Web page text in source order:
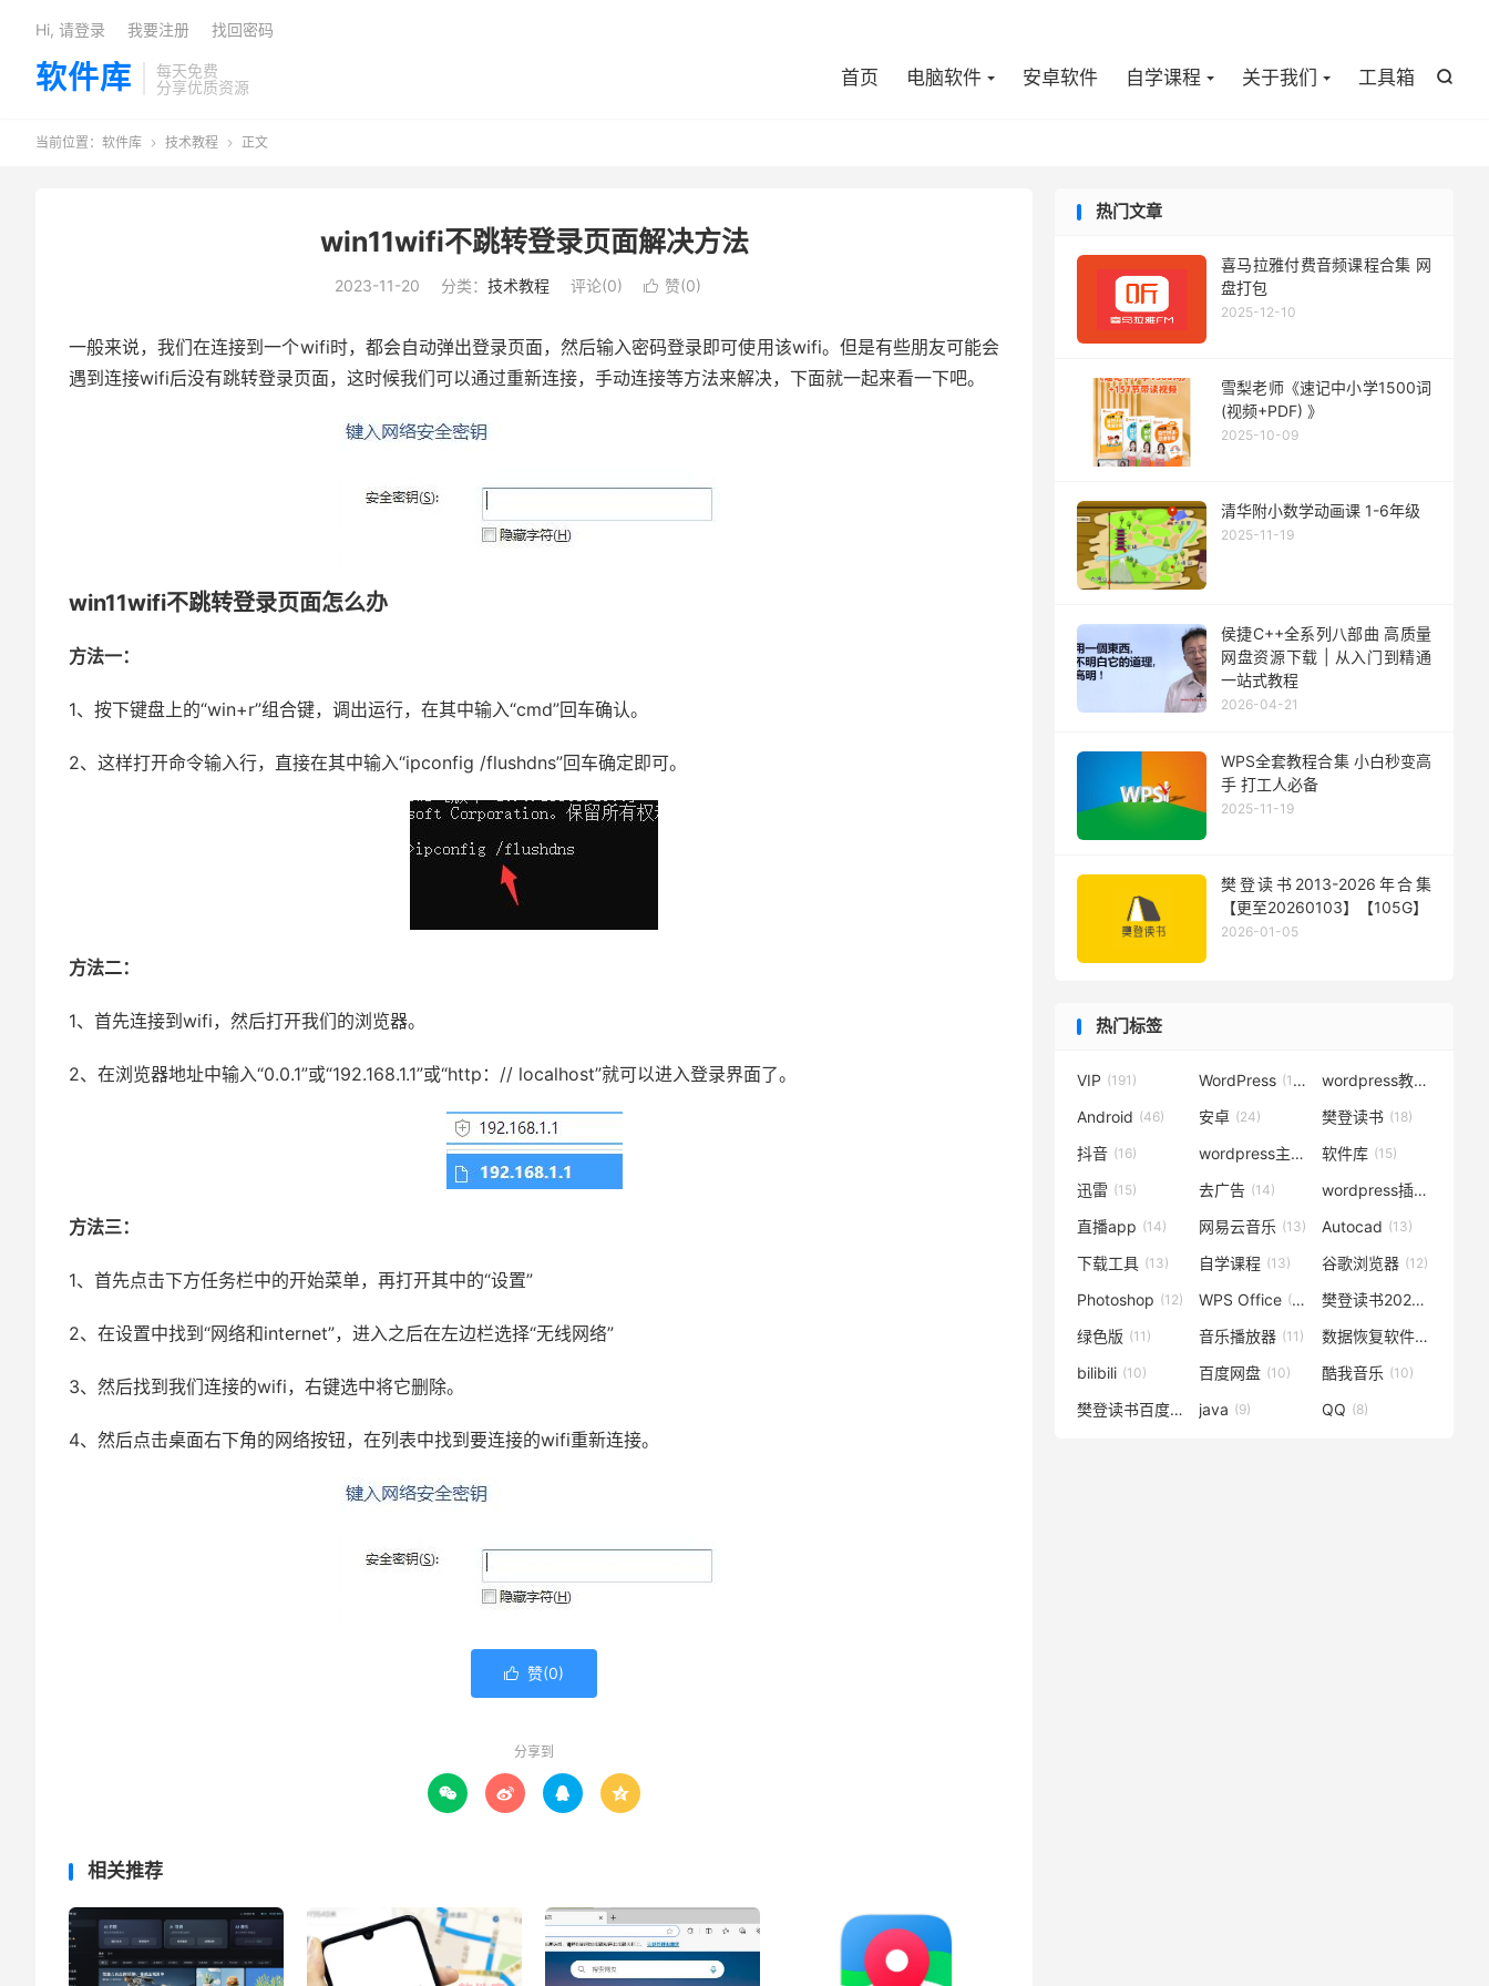
软件库
每天免费
分享优质资源

首页 电脑软件 安卓软件 自学课程 关于我们 工具箱
Hi, 请登录 我要注册 找回密码
当前位置： 软件库  技术教程  正文
win11wifi不跳转登录页面解决方法
2023-11-20 分类： 技术教程 评论(0)  赞(0)
一般来说，我们在连接到一个wifi时，都会自动弹出登录页面，然后输入密码登录即可使用该wifi。但是有些朋友可能会
遇到连接wifi后没有跳转登录页面，这时候我们可以通过重新连接，手动连接等方法来解决，下面就一起来看一下吧。
win11wifi不跳转登录页面怎么办
方法一：
1、按下键盘上的“win+r”组合键，调出运行，在其中输入“cmd”回车确认。
2、这样打开命令输入行，直接在其中输入“ipconfig /flushdns”回车确定即可。
方法二：
1、首先连接到wifi，然后打开我们的浏览器。
2、在浏览器地址中输入“0.0.1”或“192.168.1.1”或“http：// localhost”就可以进入登录界面了。
方法三：
1、首先点击下方任务栏中的开始菜单，再打开其中的“设置”
2、在设置中找到“网络和internet”，进入之后在左边栏选择“无线网络”
3、然后找到我们连接的wifi，右键选中将它删除。
4、然后点击桌面右下角的网络按钮，在列表中找到要连接的wifi重新连接。
 赞(0)
分享到
   
相关推荐
热门文章
喜马拉雅付费音频课程合集 网
盘打包
2025-12-10
雪梨老师《速记中小学1500词
(视频+PDF) 》
2025-10-09
清华附小数学动画课 1-6年级
2025-11-19
侯捷C++全系列八部曲 高质量
网盘资源下载 | 从入门到精通
一站式教程
2026-04-21
WPS全套教程合集 小白秒变高
手 打工人必备
2025-11-19
樊登读书2013-2026年合集
【更至20260103】【105G】
2026-01-05
热门标签
VIP (191) WordPress (119) wordpress教程
Android (46) 安卓 (24) 樊登读书 (18)
抖音 (16) wordpress主题 (15)
软件库 (15)
迅雷 (15) 去广告 (14) wordpress插件
直播app (14) 网易云音乐 (13) Autocad (13)
下载工具 (13) 自学课程 (13) 谷歌浏览器 (12)
Photoshop (12) WPS Office (12) 樊登读书2020
绿色版 (11) 音乐播放器 (11) 数据恢复软件(11)
bilibili (10) 百度网盘 (10) 酷我音乐 (10)
樊登读书百度云 (10)
java (9) QQ (8)